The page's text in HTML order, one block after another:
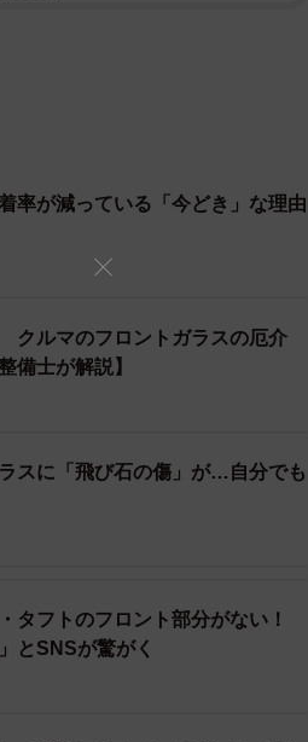
ティングなどを施工している場
のような原因が考えられます。
ワイパーゴムが引っ掛かってビビ
場合は、ワイパーゴムをコーテ
、コーティングがうまく施工で
しまい、ビビリにつながりま
率が減っている「今どき」な理由
クルマのフロントガラスの厄介
備士が解説】
スに「飛び石の傷」が…自分でも
タフトのフロント部分がない！
とSNSが驚がく